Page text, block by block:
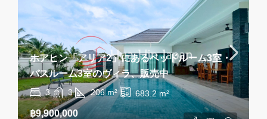
ホアヒン「アリア2」にあるベッドルーム3室・
バスルーム3室のヴィラ、販売中
3 3 206 m² 683.2m²
฿9,900,000